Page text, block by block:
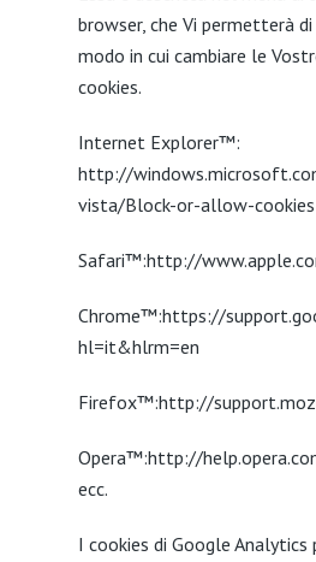
browser, che Vi permetterà
modo in cui cambiare le
cookies.
Internet Explorer™:
http://
vista/Block-or-allow-cookies
Safari™:http://
Chrome™:https://
hl=it&hlrm=en
Firefox™:http://
Opera™:http://
ecc.
I cookies di Google Analytics